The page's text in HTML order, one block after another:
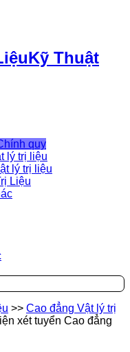
Kỹ Thuật
quy
lý trị liệu
lý trị liệu
Liệu
>> Cao đẳng Vật lý trị
xét tuyển Cao đẳng